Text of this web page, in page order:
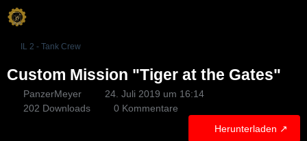
IL 2 - Tank Crew
Custom Mission "Tiger at the Gates"
PanzerMeyer
24. Juli 2019 um 16:14
202 Downloads
0 Kommentare
Herunterladen